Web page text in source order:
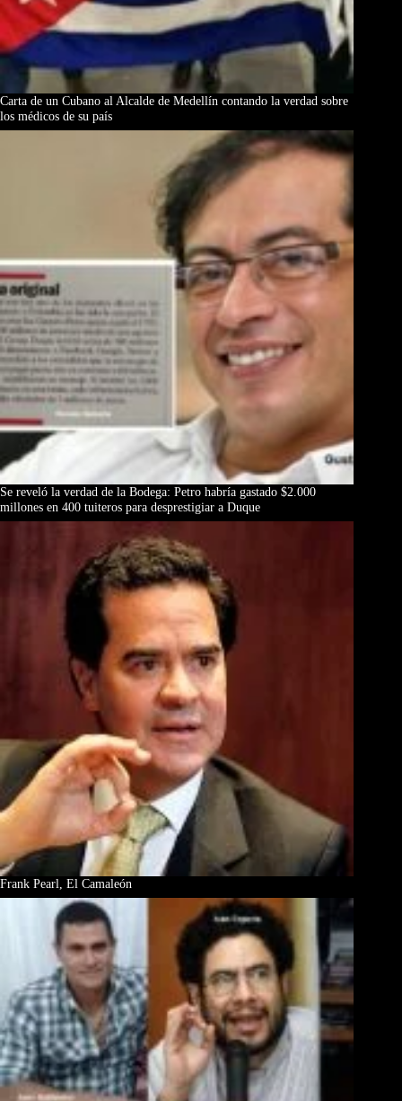
Carta de un Cubano al Alcalde de Medellín contando la verdad sobre
los médicos de su país
Se reveló la verdad de la Bodega: Petro habría gastado $2.000
millones en 400 tuiteros para desprestigiar a Duque
Frank Pearl, El Camaleón